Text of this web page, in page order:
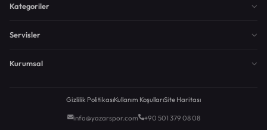
Kategoriler
Servisler
Kurumsal
Gizlilik PolitikasıKullanım KoşullarıSite Haritası
info@yazarspor.com +90 501 379 08 08